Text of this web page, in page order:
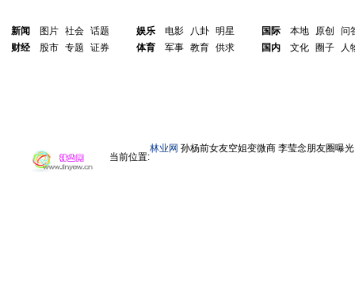
新闻 图片 社会 话题
财经
股市 专题 证券
娱乐 电影 八卦 明星
体育
军事 教育 供求
国际 本地 原创
问
国内
文化 圈子 人
当前位置:
林业网 孙杨前女友空姐变微商 李莹念朋友圈曝